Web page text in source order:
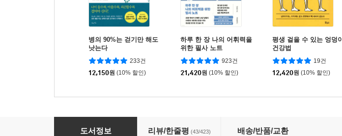
병의 90%는 걷기만 해도
낫는다
233건
12,150원 (10% 할인)
하루 한 장 나의 어휘력을
위한 필사 노트
923건
21,420원 (10% 할인)
평생 걸을 수 있는 엉덩이
건강법
19건
12,420원 (10% 할인)
나는 당신이 오래오래 걸었으면 좋겠습니다
도서정보 리뷰/한줄평 (43/423) 배송/반품/교환